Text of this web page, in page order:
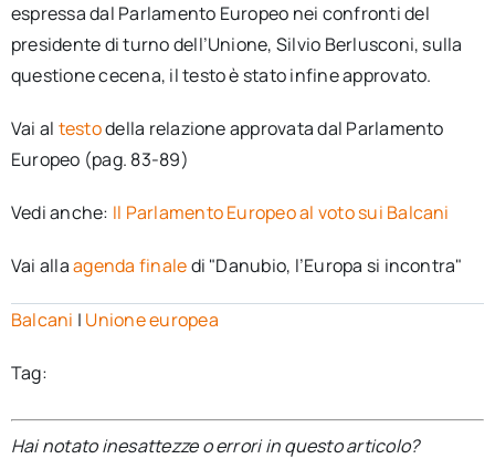
espressa dal Parlamento Europeo nei confronti del
presidente di turno dell’Unione, Silvio Berlusconi, sulla
questione cecena, il testo è stato infine approvato.
Vai al testodella relazione approvata dal Parlamento
Europeo (pag. 83-89)
Vedi anche: Il Parlamento Europeo al voto sui Balcani
Vai allaagenda finaledi "Danubio, l’Europa si incontra"
Balcani | Unione europea
Tag:
Hai notato inesattezze o errori in questo articolo?